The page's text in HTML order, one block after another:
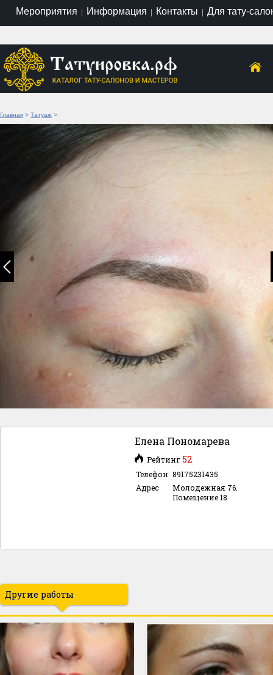
Мероприятия | Информация | Контакты | Для тату-
Главная > Татуаж >
Елена Пономарева
Рейтинг52
Телефон 89175231435
Адрес
Молодежная 76.
Помещение 18
Другие работы